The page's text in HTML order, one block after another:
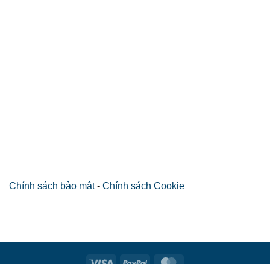
Chính sách bảo mật- Chính sách Cookie